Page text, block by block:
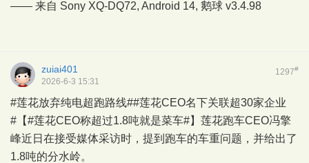
—— 来自 Sony XQ-DQ72, Android 14, 鹅球 v3.4.98
1297#
zuiai401
2026-6-3 15:31
#莲花放弃纯电超跑路线##莲花CEO名下关联超30家企业
#【#莲花CEO称超过1.8吨就是菜车#】莲花跑车CEO冯擎
峰近日在接受媒体采访时，提到跑车的车重问题，并给出了
1.8吨的分水岭。